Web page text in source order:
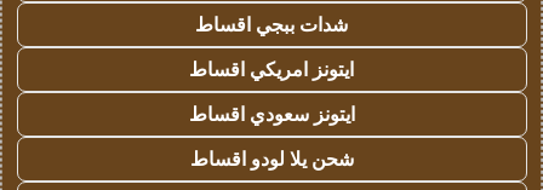
شدات ببجي اقساط
ايتونز امريكي اقساط
ايتونز سعودي اقساط
شحن يلا لودو اقساط